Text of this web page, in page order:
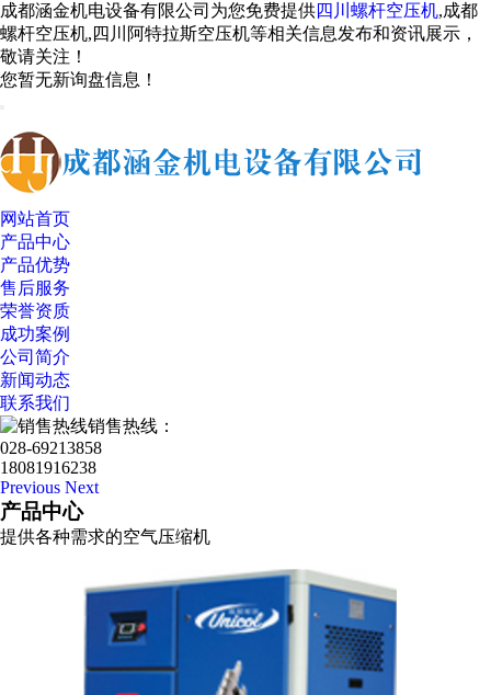
成都涵金机电设备有限公司为您免费提供四川螺杆空压机,成都
螺杆空压机,四川阿特拉斯空压机等相关信息发布和资讯展示，
敬请关注！
您暂无新询盘信息！
网站首页
产品中心
产品优势
售后服务
荣誉资质
成功案例
公司简介
新闻动态
联系我们
销售热线：
028-69213858
18081916238
Previous Next
产品中心
提供各种需求的空气压缩机